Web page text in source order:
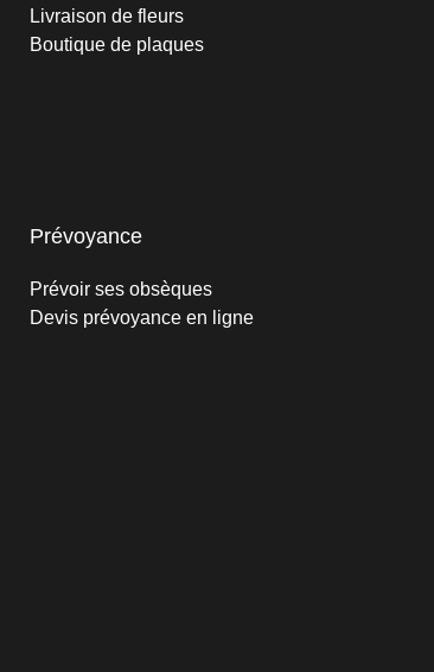
Livraison de fleurs
Boutique de plaques
Prévoyance
Prévoir ses obsèques
Devis prévoyance en ligne